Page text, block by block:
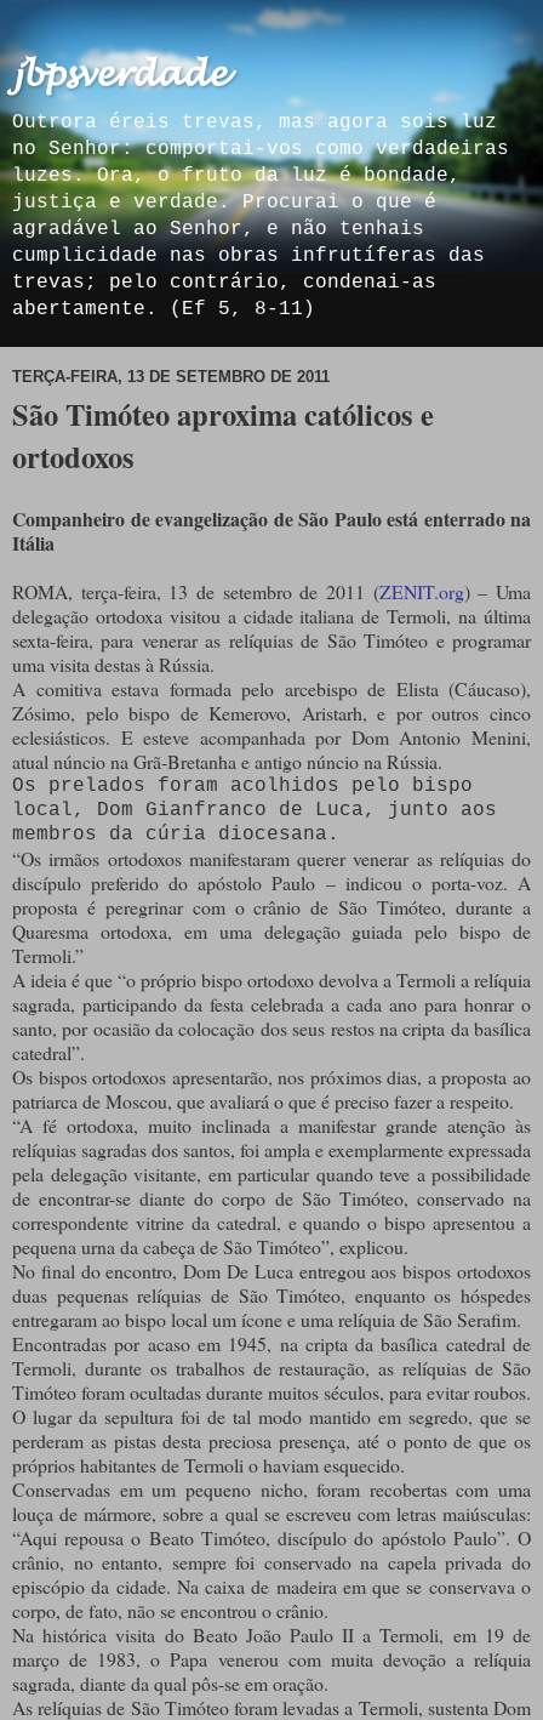
𝓳𝓫𝓹𝓼𝓿𝓮𝓻𝓭𝓪𝓭𝓮
Outrora éreis trevas, mas agora sois luz
no Senhor: comportai-vos como verdadeiras
luzes. Ora, o fruto da luz é bondade,
justiça e verdade. Procurai o que é
agradável ao Senhor, e não tenhais
cumplicidade nas obras infrutíferas das
trevas; pelo contrário, condenai-as
abertamente. (Ef 5, 8-11)
TERÇA-FEIRA, 13 DE SETEMBRO DE 2011
São Timóteo aproxima católicos e
ortodoxos
Companheiro de evangelização de São Paulo está enterrado na
Itália
ROMA, terça-feira, 13 de setembro de 2011 (ZENIT.org) – Uma
delegação ortodoxa visitou a cidade italiana de Termoli, na última
sexta-feira, para venerar as relíquias de São Timóteo e programar
uma visita destas à Rússia.
A comitiva estava formada pelo arcebispo de Elista (Cáucaso),
Zósimo, pelo bispo de Kemerovo, Aristarh, e por outros cinco
eclesiásticos. E esteve acompanhada por Dom Antonio Menini,
atual núncio na Grã-Bretanha e antigo núncio na Rússia.
Os prelados foram acolhidos pelo bispo
local, Dom Gianfranco de Luca, junto aos
membros da cúria diocesana.
“Os irmãos ortodoxos manifestaram querer venerar as relíquias do
discípulo preferido do apóstolo Paulo – indicou o porta-voz. A
proposta é peregrinar com o crânio de São Timóteo, durante a
Quaresma ortodoxa, em uma delegação guiada pelo bispo de
Termoli.”
A ideia é que “o próprio bispo ortodoxo devolva a Termoli a relíquia
sagrada, participando da festa celebrada a cada ano para honrar o
santo, por ocasião da colocação dos seus restos na cripta da basílica
catedral”.
Os bispos ortodoxos apresentarão, nos próximos dias, a proposta ao
patriarca de Moscou, que avaliará o que é preciso fazer a respeito.
“A fé ortodoxa, muito inclinada a manifestar grande atenção às
relíquias sagradas dos santos, foi ampla e exemplarmente expressada
pela delegação visitante, em particular quando teve a possibilidade
de encontrar-se diante do corpo de São Timóteo, conservado na
correspondente vitrine da catedral, e quando o bispo apresentou a
pequena urna da cabeça de São Timóteo”, explicou.
No final do encontro, Dom De Luca entregou aos bispos ortodoxos
duas pequenas relíquias de São Timóteo, enquanto os hóspedes
entregaram ao bispo local um ícone e uma relíquia de São Serafim.
Encontradas por acaso em 1945, na cripta da basílica catedral de
Termoli, durante os trabalhos de restauração, as relíquias de São
Timóteo foram ocultadas durante muitos séculos, para evitar roubos.
O lugar da sepultura foi de tal modo mantido em segredo, que se
perderam as pistas desta preciosa presença, até o ponto de que os
próprios habitantes de Termoli o haviam esquecido.
Conservadas em um pequeno nicho, foram recobertas com uma
louça de mármore, sobre a qual se escreveu com letras maiúsculas:
“Aqui repousa o Beato Timóteo, discípulo do apóstolo Paulo”. O
crânio, no entanto, sempre foi conservado na capela privada do
episcópio da cidade. Na caixa de madeira em que se conservava o
corpo, de fato, não se encontrou o crânio.
Na histórica visita do Beato João Paulo II a Termoli, em 19 de
março de 1983, o Papa venerou com muita devoção a relíquia
sagrada, diante da qual pôs-se em oração.
As relíquias de São Timóteo foram levadas a Termoli, sustenta Dom